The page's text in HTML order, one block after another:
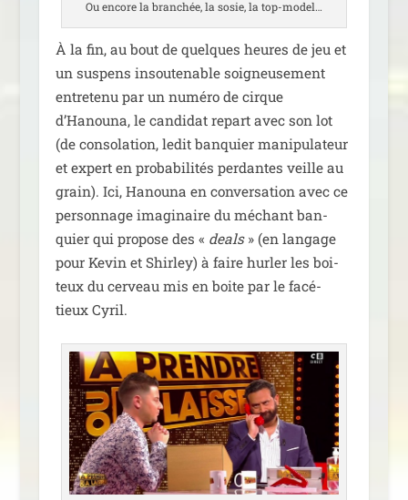
Ou encore la bran­chée, la sosie, la top-model…
À la fin, au bout de quelques heures de jeu et
un sus­pens insou­te­nable soi­gneu­se­ment
entre­te­nu par un numé­ro de cirque
d’Hanouna, le can­di­dat repart avec son lot
(de conso­la­tion, ledit ban­quier mani­pu­la­teur
et expert en pro­ba­bi­li­tés per­dantes veille au
grain). Ici, Hanouna en conver­sa­tion avec ce
per­son­nage ima­gi­naire du méchant ban­
quier qui pro­pose des « deals» (en lan­gage
pour Kevin et Shirley) à faire hur­ler les boi­
teux du cer­veau mis en boite par le facé­
tieux Cyril.